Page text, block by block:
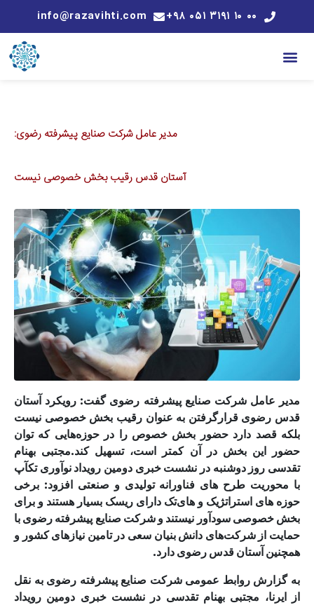
۰۰ ۱۰ ۳۱۹۱ ۰۵۱ ۹۸+ info@razavihti.com
مدیر عامل شرکت صنایع پیشرفته رضوی:
آستان قدس رقیب بخش خصوصی نیست
مدیر عامل شرکت صنایع پیشرفته رضوی گفت: رویکرد آستان
قدس رضوی قرارگرفتن به عنوان رقیب بخش خصوصی نیست
بلکه قصد دارد حضور بخش خصوص را در حوزه‌هایی که توان
حضور این بخش در آن کمتر است، تسهیل کند.مجتبی بهنام
تقدسی روز دوشنبه در نشست خبری دومین رویداد نوآوری تکآپ
با محوریت طرح های فناورانه تولیدی و صنعتی افزود: برخی
حوزه های استراتژیک و های‌تک دارای ریسک‌ بسیار هستند و برای
بخش خصوصی سودآور نیستند و شرکت صنایع پیشرفته رضوی با
حمایت از شرکت‌های دانش بنیان سعی در تامین نیازهای کشور و
همچنین آستان قدس رضوی دارد.
به گزارش روابط عمومی شرکت صنایع پیشرفته رضوی به نقل
از ایرنا، مجتبی بهنام تقدسی در نشست خبری دومین رویداد